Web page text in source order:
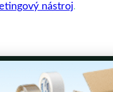
nástroj.